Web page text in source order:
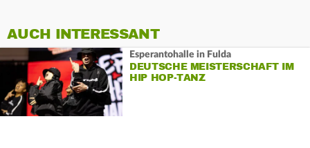
AUCH INTERESSANT
Esperantohalle in Fulda
DEUTSCHE MEISTERSCHAFT IM
HIP HOP-TANZ